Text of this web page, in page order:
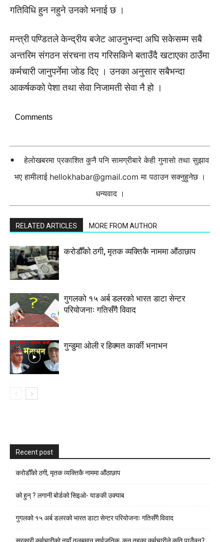
गतिविधि हुन नहुने उनको भनाई छ ।
मन्त्री पण्डितले केन्द्रीय बजेट आउनुभन्दा अघि सकेसम्म सबै
अन्तरिम संगठन संरचना तय गरिसकिने बताउँदै खटाएका ठाउँमा
कर्मचारी जानुपर्नेमा जोड दिए । उनका अनुसार सबैभन्दा
आकर्षकको पेशा तथा सेवा निजामती सेवा नै हो ।
Comments
हेलोखबरमा प्रकाशित कुनै पनि सामग्रीबारे केही गुनासो तथा सुझाव
भए हामीलाई hellokhabar@gmail.com मा पठाउन सक्नुहुनेछ ।
धन्यवाद ।
RELATED ARTICLES MORE FROM AUTHOR
करोडौँको ठगी, मृतक व्यक्तिकै नाममा औंठाछाप
गुगलको १५ अर्ब डलरको भारत डाटा सेन्टर
परियोजनाः गतिसँगै विवाद
गुन्डुमा ओली र हिक्मत कार्की भनाभन
Recent post
करोडौँको ठगी, मृतक व्यक्तिकै नाममा औंठाछाप
को हुन् ? लगानी बोर्डको सिइओ- याङकी उक्याब
गुगलको १५ अर्ब डलरको भारत डाटा सेन्टर परियोजनाः गतिसँगै विवाद